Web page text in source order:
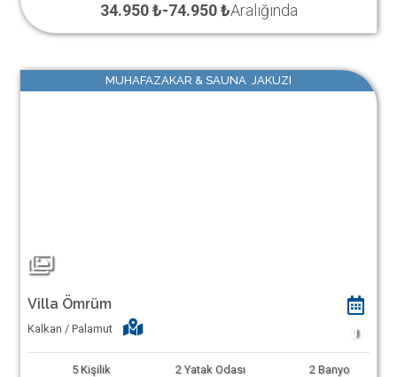
34.950 ₺-74.950 ₺Aralığında
MUHAFAZAKAR & SAUNA JAKUZI
Villa Ömrüm
Kalkan / Palamut 1
5 Kişilik 2 Yatak Odası 2 Banyo